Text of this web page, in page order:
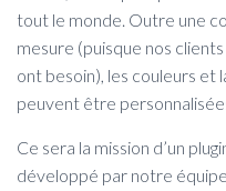
tout le monde. Outre une
mesure (puisque nos
ont besoin), les couleurs et
peuvent être
Ce sera la mission d’un
développé par notre